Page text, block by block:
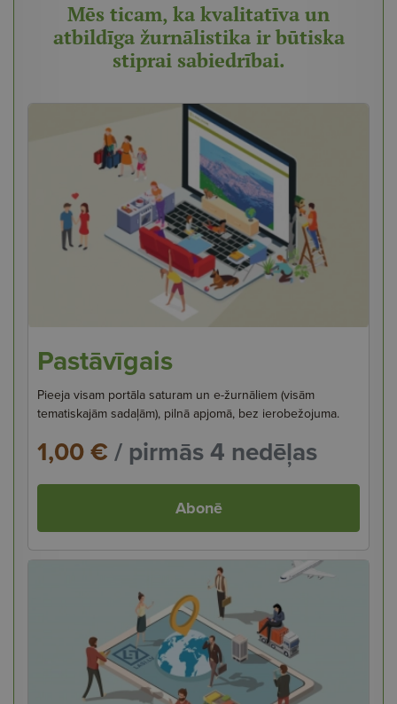
Mēs ticam, ka kvalitatīva un
atbildīga žurnālistika ir būtiska
stiprai sabiedrībai.
Pastāvīgais
Pieeja visam portāla saturam un e-žurnāliem (visām
tematiskajām sadaļām), pilnā apjomā, bez ierobežojuma.
1,00 €/ pirmās 4 nedēļas
Abonē